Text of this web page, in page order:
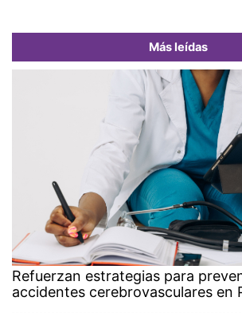
Más leídas
Refuerzan estrategias para
accidentes cerebrovasculares en